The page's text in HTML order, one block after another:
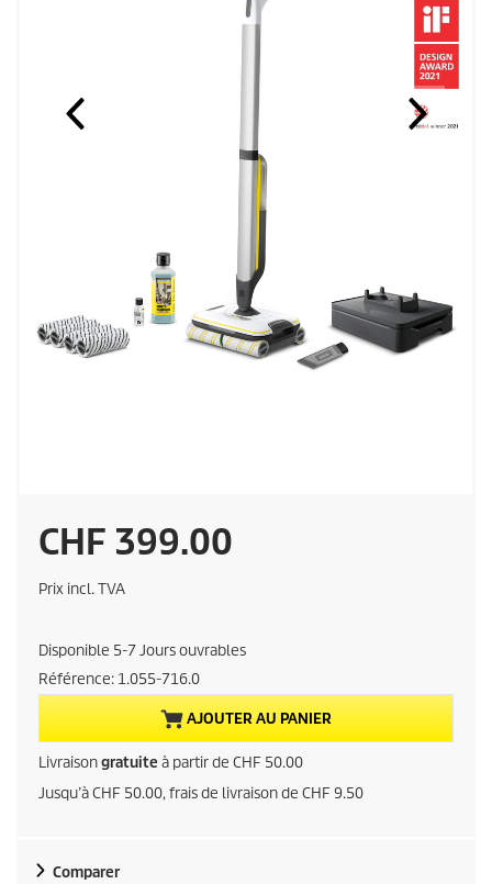
P
r
x
a
c
t
u
CHF 399.00
Prix incl. TVA
Disponible 5-7 Jours ouvrables
Référence: 1.055-716.0
AJOUTER AU PANIER
Livraisongratuite à partir de CHF 50.00
Jusqu’à CHF 50.00, frais de livraison de CHF 9.50
Comparer